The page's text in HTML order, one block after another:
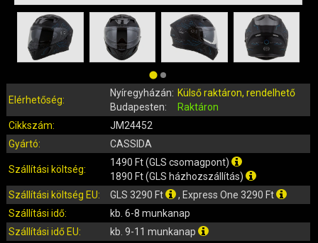
FÉKRENDSZER ÉS ALKATRÉSZEI
FELNI (MOTOR, QUAD)
GUMIK, BELSŐK (ROBOGÓ, QUAD, MOPED)
IDOMOK, BURKOLATOK, ÜLÉSEK
IZZÓ (ROBOGÓ, QUAD, MOTOR)
KARBURÁTOROK ÉS ALKATRÉSZEIK
KENŐANYAGOK, TISZTÍTÓK, ÁPOLÓK
KIEGÉSZÍTŐK
KILÓMÉTERÓRA ÉS ALKATRÉSZEI
KIPUFOGÓK ÉS TARTOZÉKAIK
Elérhetőség:
Nyíregyházán: Külső raktáron, rendelhető
Budapesten:
Raktáron
Cikkszám:
JM24452
Gyártó:
CASSIDA
Szállítási költség:
1490 Ft (GLS csomagpont)
1890 Ft (GLS házhozszállítás)
Szállítási költség EU:
GLS 3290 Ft
, Express One 3290 Ft
Szállítási idő:
kb. 6-8 munkanap
Szállítási idő EU:
kb. 9-11 munkanap